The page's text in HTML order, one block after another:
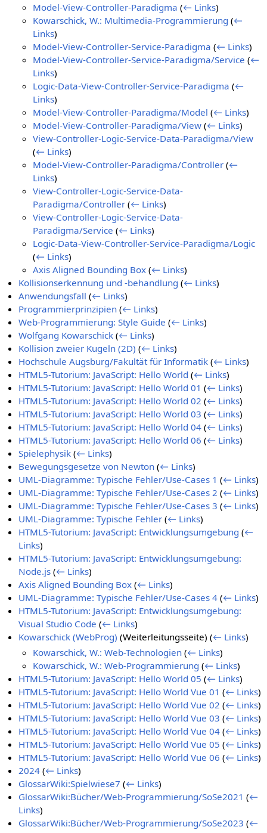
Model-View-Controller-Paradigma (← Links)
Kowarschick, W.: Multimedia-Programmierung (←
Links)
Model-View-Controller-Service-Paradigma (← Links)
Model-View-Controller-Service-Paradigma/Service (←
Links)
Logic-Data-View-Controller-Service-Paradigma (←
Links)
Model-View-Controller-Paradigma/Model (← Links)
Model-View-Controller-Paradigma/View (← Links)
View-Controller-Logic-Service-Data-Paradigma/View
(← Links)
Model-View-Controller-Paradigma/Controller (←
Links)
View-Controller-Logic-Service-Data-
Paradigma/Controller (← Links)
View-Controller-Logic-Service-Data-
Paradigma/Service (← Links)
Logic-Data-View-Controller-Service-Paradigma/Logic
(← Links)
Axis Aligned Bounding Box (← Links)
Kollisionserkennung und -behandlung (← Links)
Anwendungsfall (← Links)
Programmierprinzipien (← Links)
Web-Programmierung: Style Guide (← Links)
Wolfgang Kowarschick (← Links)
Kollision zweier Kugeln (2D) (← Links)
Hochschule Augsburg/Fakultät für Informatik (← Links)
HTML5-Tutorium: JavaScript: Hello World (← Links)
HTML5-Tutorium: JavaScript: Hello World 01 (← Links)
HTML5-Tutorium: JavaScript: Hello World 02 (← Links)
HTML5-Tutorium: JavaScript: Hello World 03 (← Links)
HTML5-Tutorium: JavaScript: Hello World 04 (← Links)
HTML5-Tutorium: JavaScript: Hello World 06 (← Links)
Spielephysik (← Links)
Bewegungsgesetze von Newton (← Links)
UML-Diagramme: Typische Fehler/Use-Cases 1 (← Links)
UML-Diagramme: Typische Fehler/Use-Cases 2 (← Links)
UML-Diagramme: Typische Fehler/Use-Cases 3 (← Links)
UML-Diagramme: Typische Fehler (← Links)
HTML5-Tutorium: JavaScript: Entwicklungsumgebung (←
Links)
HTML5-Tutorium: JavaScript: Entwicklungsumgebung:
Node.js (← Links)
Axis Aligned Bounding Box (← Links)
UML-Diagramme: Typische Fehler/Use-Cases 4 (← Links)
HTML5-Tutorium: JavaScript: Entwicklungsumgebung:
Visual Studio Code (← Links)
Kowarschick (WebProg) (Weiterleitungsseite)(← Links)
Kowarschick, W.: Web-Technologien (← Links)
Kowarschick, W.: Web-Programmierung (← Links)
HTML5-Tutorium: JavaScript: Hello World 05 (← Links)
HTML5-Tutorium: JavaScript: Hello World Vue 01 (← Links)
HTML5-Tutorium: JavaScript: Hello World Vue 02 (← Links)
HTML5-Tutorium: JavaScript: Hello World Vue 03 (← Links)
HTML5-Tutorium: JavaScript: Hello World Vue 04 (← Links)
HTML5-Tutorium: JavaScript: Hello World Vue 05 (← Links)
HTML5-Tutorium: JavaScript: Hello World Vue 06 (← Links)
2024 (← Links)
GlossarWiki:Spielwiese7 (← Links)
GlossarWiki:Bücher/Web-Programmierung/SoSe2021 (←
Links)
GlossarWiki:Bücher/Web-Programmierung/SoSe2023 (←